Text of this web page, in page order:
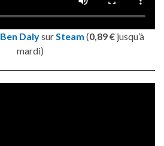
Ben Dalysur Steam (0,89 €jusqu’à
mardi)